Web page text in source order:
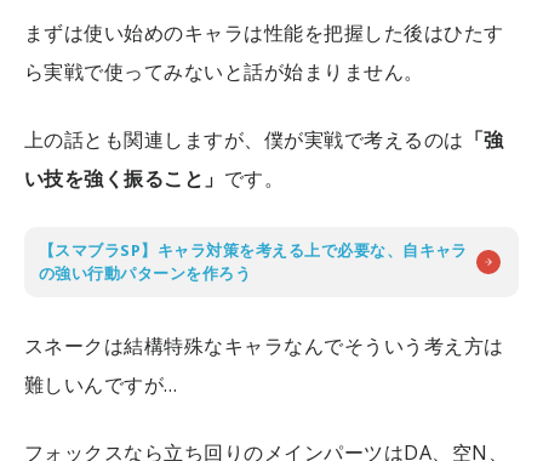
まずは使い始めのキャラは性能を把握した後はひたす
ら実戦で使ってみないと話が始まりません。
上の話とも関連しますが、僕が実戦で考えるのは 「強
い技を強く振ること」 です。
【スマブラSP】キャラ対策を考える上で必要な、自キャラ
の強い行動パターンを作ろう
スネークは結構特殊なキャラなんでそういう考え方は
難しいんですが…
フォックスなら立ち回りのメインパーツはDA、空N、